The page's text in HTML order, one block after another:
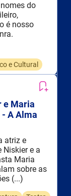
do
é nosso
e Cultural
e Maria
A Alma
atriz e
Niskier e a
Maria
sobre as
(...)